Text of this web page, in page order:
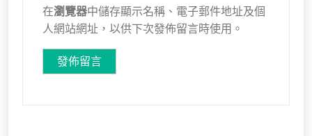
在瀏覽器中儲存顯示名稱、電子郵件地址及個
人網站網址，以供下次發佈留言時使用。